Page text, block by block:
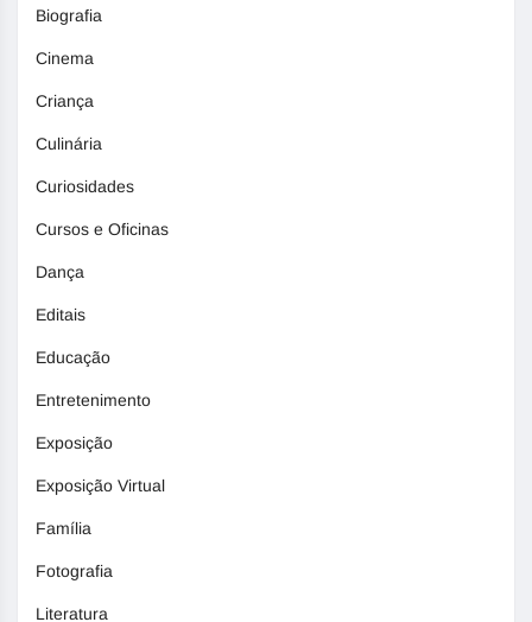
Biografia
Cinema
Criança
Culinária
Curiosidades
Cursos e Oficinas
Dança
Editais
Educação
Entretenimento
Exposição
Exposição Virtual
Família
Fotografia
Literatura